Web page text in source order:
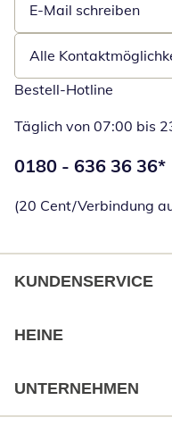
E-Mail schreiben
Öffnet E-Mail-Client
Alle
Bestell-Hotline
Täglich von 07:00 bis
Telefonnummer:
0180 - 636 36 36*
(20 Cent/Verbindung
KUNDENSERVICE
HEINE
UNTERNEHMEN